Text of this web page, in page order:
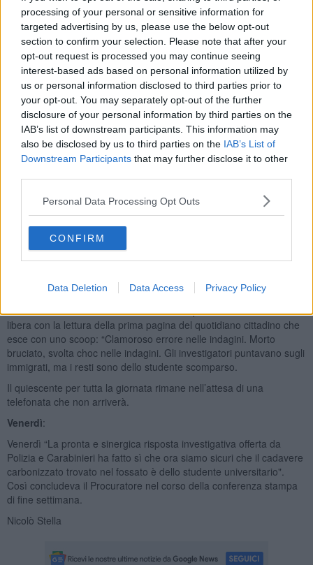
processing of your personal or sensitive information for
targeted advertising by us, please use the below opt-out
section to confirm your selection. Please note that after your
opt-out request is processed you may continue seeing
interest-based ads based on personal information utilized by
us or personal information disclosed to third parties prior to
your opt-out. You may separately opt-out of the further
disclosure of your personal information by third parties on the
IAB’s list of downstream participants. This information may
also be disclosed by us to third parties on the IAB’s List of
Downstream Participants that may further disclose it to other
Personal Data Processing Opt Outs
CONFIRM
Data Deletion Data Access Privacy Policy
non volevo disturbarti… ma non ce l'ho fatta…”
"Secondo me il corpo carbonizzato è del ragazzo la cui scomparsa
è stata denunciata in Questura".
Sorpreso della sortita e della congettura fatta, a una distanza di
mille chilometri e più, il malcapitato e paziente interlocutore,
risponde: "La cosa mi sembra improbabile… stiamo verificando…
riteniamo si possa trattare di un tunisino di cui non si hanno notizie
da trenta giorni… la statura non è la stessa…".
La conversazione terminava con un ringraziamento per la
segnalazione fatta, e con la promessa che l’avrebbe rappresentata
Le notizie giornalistiche si susseguono, il morto carbonizzato
potrebbe essere di un uomo di 33 anni sparito da un mese e
mezzo, e spiegava che l’attenzione degli investigatori per quasi una
settimana si è concentrata principalmente sull’oscuro mondo degli
La notte trascorre serena e l’attesa è una piacevole ansia che si
libera con la lettura della prima pagina del quotidiano cittadino che
esce con uno scoop: “Clamoroso errore nelle indagini. Morto
bruciato, svolta choc nelle indagini. Gli investigatori puntavano sugli
immigrati, ma i resti sono dello studente scomparso.
Il quiescente per tutta la giornata rimane nell’attesa di una
telefonata che non arriverà.
Venerdì:
Venerdì “La pronta e sinergica risposta investigativa offerta da
Polizia e Carabinieri ha fatto sì che ora siamo sicuri che il cadavere
carbonizzato trovato nel fossato è dello studente universitario".
Così concludeva il Procuratore nel corso della conferenza stampa
di fine settimana.
Nicolò Stella